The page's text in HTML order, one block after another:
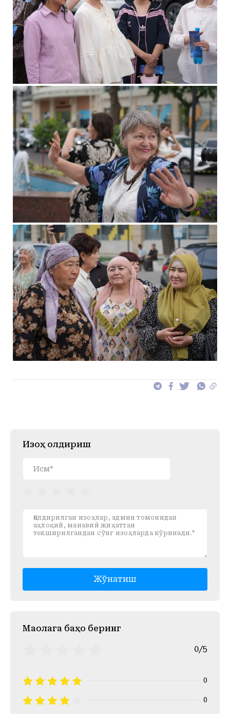
Изоҳ қолдириш
Жўнатиш
Mақолага баҳо беринг
0/5
0
0